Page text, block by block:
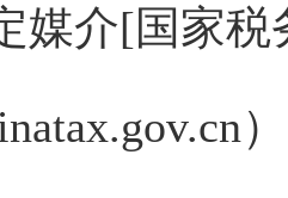
媒介[国家税